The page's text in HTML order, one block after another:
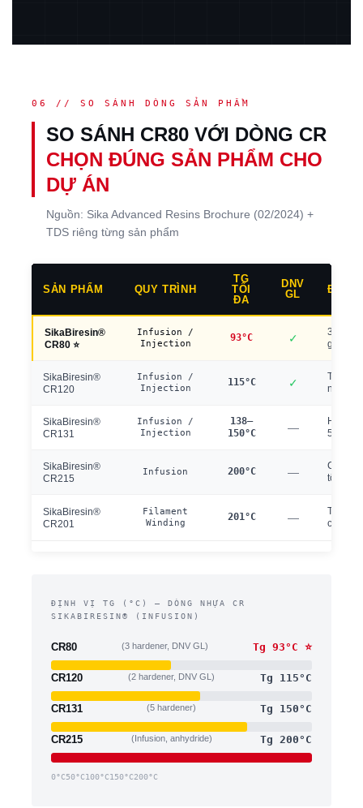
06 // SO SÁNH DÒNG SẢN PHẨM
SO SÁNH CR80 VỚI DÒNG CR
CHỌN ĐÚNG SẢN PHẨM CHO
DỰ ÁN
Nguồn: Sika Advanced Resins Brochure (02/2024) +
TDS riêng từng sản phẩm
SẢN PHẨM QUY TRÌNH
TG
TỐI
ĐA
DNV
GL
ĐẶC
SikaBiresin®
CR80 ⭐
Infusion /
Injection
93°C ✓
3
giá tốt
SikaBiresin®
CR120
Infusion /
Injection
115°C ✓
Tg cao
nhiệt
SikaBiresin®
CR131
Infusion /
Injection
138–
150°C
—
Hệ
5
SikaBiresin®
CR215
Infusion 200°C —
Chịu
tô/hàng
SikaBiresin®
CR201
Filament
Winding
201°C —
Tg
chuyên
ĐỊNH VỊ TG (°C) — DÒNG NHỰA CR
SIKABIRESIN® (INFUSION)
CR80 (3 hardener, DNV GL) Tg 93°C ⭐
CR120 (2 hardener, DNV GL) Tg 115°C
CR131 (5 hardener) Tg 150°C
CR215 (Infusion, anhydride) Tg 200°C
0°C50°C100°C150°C200°C